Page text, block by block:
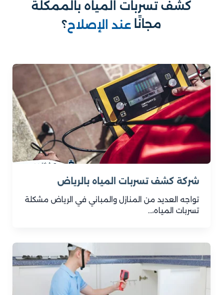
كشف تسربات المياه بالممكلة
مجانًا عند الإصلاح؟
شركة كشف تسربات المياه بالرياض
تواجه العديد من المنازل والمباني في الرياض مشكلة
تسربات المياه،…